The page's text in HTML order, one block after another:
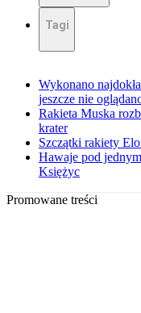
Tagi
Wykonano
jeszcze nie
Rakieta Muska
krater
Szczątki rakiety
Hawaje pod
Księżyc
Promowane treści